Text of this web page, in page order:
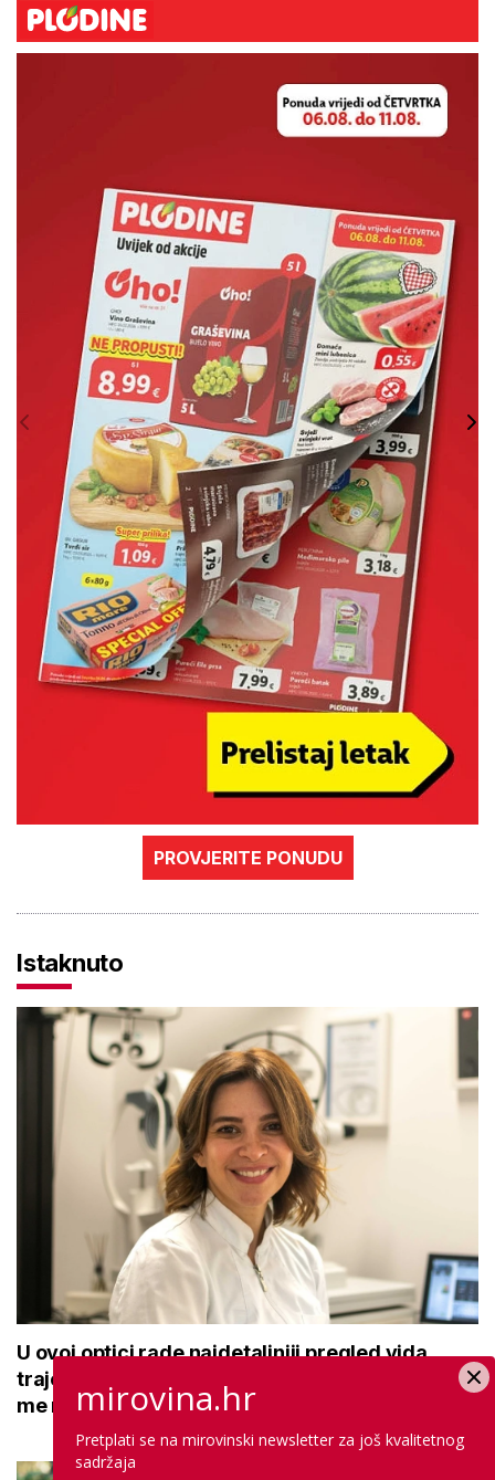
PROVJERITE PONUDU
Istaknuto
U ovoj optici rade najdetaljniji pregled vida,
traje sat vremena: Bila sam na njemu, evo što
me naučiomirovina.hr
Pretplati se na mirovinski newsletter za još kvalitetnog
sadržaja